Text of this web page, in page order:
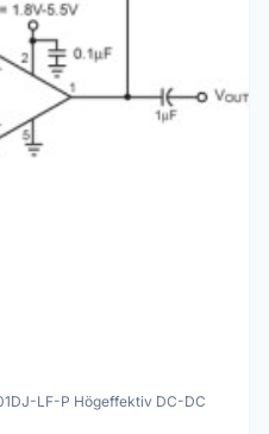
LF-P Högeffektiv DC-DC